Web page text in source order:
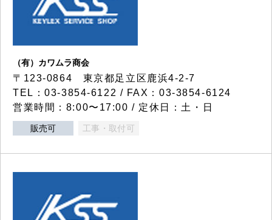
（有）カワムラ商会
〒123-0864 東京都足立区鹿浜4-2-7
TEL：03-3854-6122 / FAX：03-3854-6124
営業時間：8:00〜17:00 / 定休日：土・日
販売可 工事・取付可